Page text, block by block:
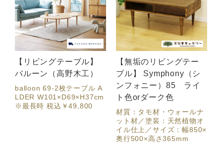
【リビングテーブル】
バルーン（高野木工）
balloon 69-2枚テーブル A
LDER W101×D69×H37cm
※最長時 税込￥49,800
【無垢のリビングテー
ブル】 Symphony（シ
ンフォニー）85 ライ
ト色orダーク色
材質：タモ材・ウォールナ
ット材／塗装：天然植物オ
イル仕上／サイズ：幅850×
奥行500×高さ365mm